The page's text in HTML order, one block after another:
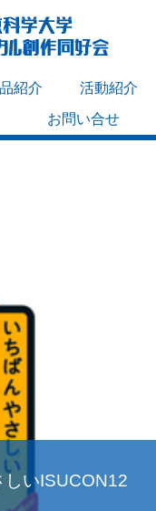
紹介
活動紹介
お問い合せ
しいISUCON12